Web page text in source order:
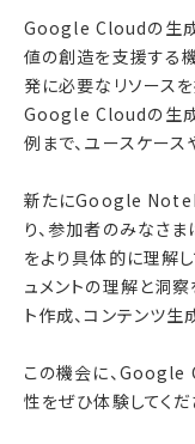
Google Cloudの生成
値の創造を支援する
発に必要なリソースを
Google Cloudの生成
例まで、ユースケース
新たにGoogle
り、参加者のみなさ
をより具体的に理解
ュメントの理解と洞
ト作成、コンテンツ
この機会に、
性をぜひ体験してくだ